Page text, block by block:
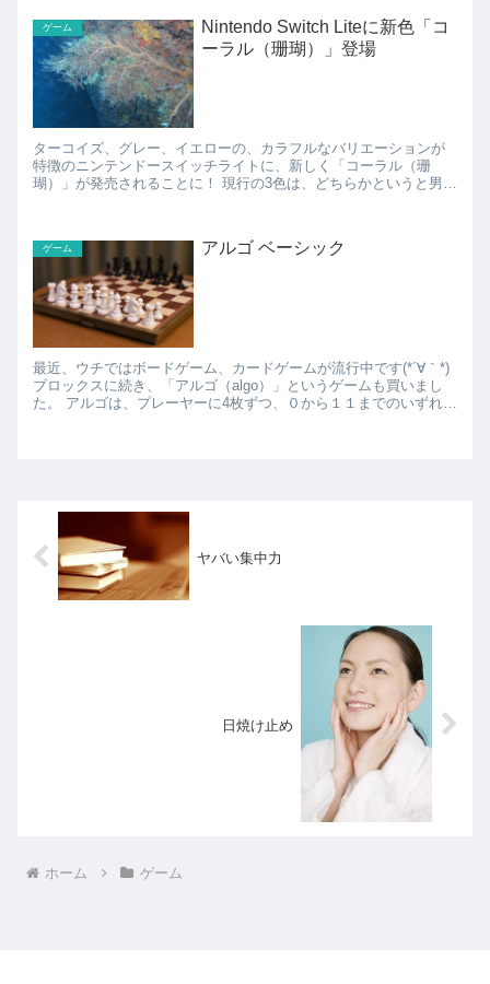
ゲーム
Nintendo Switch Liteに新色「コ
ーラル（珊瑚）」登場
ターコイズ、グレー、イエローの、カラフルなバリエーションが
特徴のニンテンドースイッチライトに、新しく「コーラル（珊
瑚）」が発売されることに！ 現行の3色は、どちらかというと男子
ゲーム アルゴ ベーシック
最近、ウチではボードゲーム、カードゲームが流行中です(*´∀｀*)
ブロックスに続き、「アルゴ（algo）」というゲームも買いまし
た。 アルゴは、プレーヤーに4枚ずつ、０から１１までのいずれか
ヤバい集中力
日焼け止め
ホーム ゲーム